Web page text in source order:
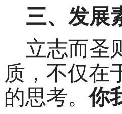
三、发展
立志而圣
质，不仅在
的思考。你